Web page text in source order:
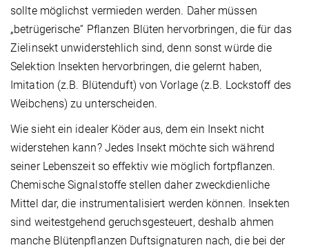
sollte möglichst vermieden werden. Daher müssen
„betrügerische“ Pflanzen Blüten hervorbringen, die für das
Zielinsekt unwiderstehlich sind, denn sonst würde die
Selektion Insekten hervorbringen, die gelernt haben,
Imitation (z.B. Blütenduft) von Vorlage (z.B. Lockstoff des
Weibchens) zu unterscheiden.
Wie sieht ein idealer Köder aus, dem ein Insekt nicht
widerstehen kann? Jedes Insekt möchte sich während
seiner Lebenszeit so effektiv wie möglich fortpflanzen.
Chemische Signalstoffe stellen daher zweckdienliche
Mittel dar, die instrumentalisiert werden können. Insekten
sind weitestgehend geruchsgesteuert, deshalb ahmen
manche Blütenpflanzen Duftsignaturen nach, die bei der